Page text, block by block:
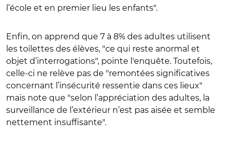
l’école et en premier lieu les enfants".
Enfin, on apprend que 7 à 8% des adultes utilisent
les toilettes des élèves, "ce qui reste anormal et
objet d’interrogations", pointe l'enquête. Toutefois,
celle-ci ne relève pas de "remontées significatives
concernant l’insécurité ressentie dans ces lieux"
mais note que "selon l’appréciation des adultes, la
surveillance de l’extérieur n’est pas aisée et semble
nettement insuffisante".